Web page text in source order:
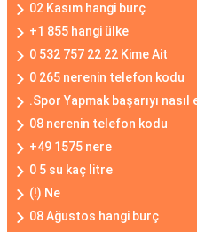
02 Kasım hangi burç
+1 855 hangi ülke
0 532 757 22 22 Kime Ait
0 265 nerenin telefon kodu
.Spor Yapmak başarıyı nasıl
08 nerenin telefon kodu
+49 1575 nere
0 5 su kaç litre
(!) Ne
08 Ağustos hangi burç